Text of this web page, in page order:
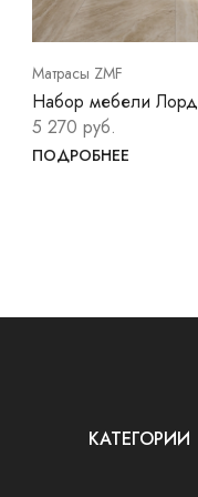
Матрасы ZMF
Набор мебели Лорд
5 270 руб.
ПОДРОБНЕЕ
КАТЕГОРИИ